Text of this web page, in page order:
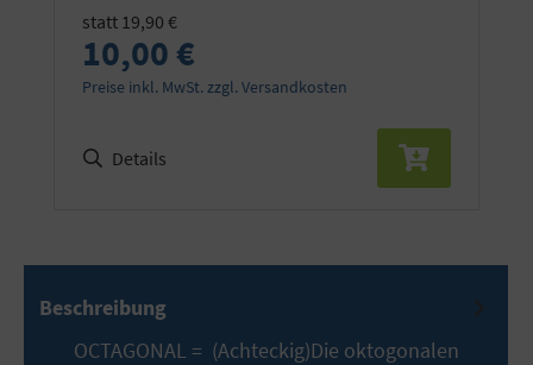
statt 19,90 €
10,00 €
Preise inkl. MwSt. zzgl. Versandkosten
Details
Beschreibung
OCTAGONAL = (Achteckig)Die oktogonalen